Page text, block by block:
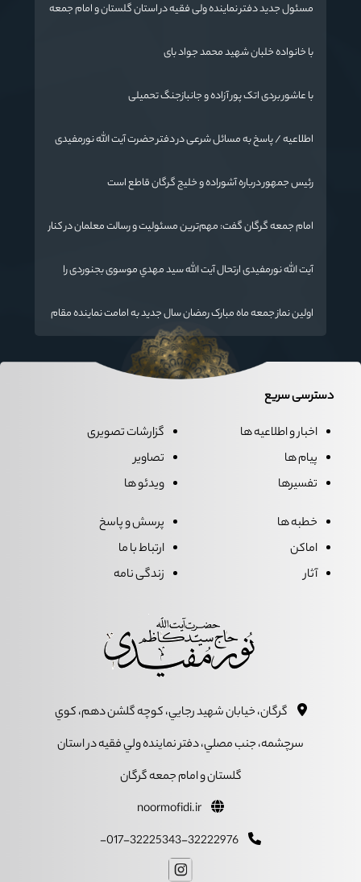
مسئول جدید دفتر نماینده ولی فقیه در استان گلستان و امام جمعه
با خانواده خلبان شهید محمد جواد بای
با عاشور بردی اتک پور آزاده و جانبازجنگ تحمیلی
اطلاعیه / پاسخ به مسائل شرعی در دفتر حضرت آیت الله نورمفیدی
رئیس جمهور درباره آشوراده و خلیج گرگان قاطع است
امام جمعه گرگان گفت: مهم‌ترین مسئولیت و رسالت معلمان در کنار
مفید برای آینده ایران اسلامی است.
آیت الله نورمفیدی ارتحال آیت الله سيد مهدي موسوی بجنوردی را
اولین نماز جمعه ماه مبارک رمضان سال جدید به امامت نماینده مقام
معظم رهبری دراستان گلستان اقامه می گردد.
دسترسی سریع
اخبار و اطلاعیه ها
پیام ها
تفسیرها
گزارشات تصویری
تصاویر
ویدئو ها
خطبه ها
اماکن
آثار
پرسش و پاسخ
ارتباط با ما
زندگی نامه
گرگان، خيابان شهيد رجايي، کوچه گلشن دهم، کوي
سرچشمه، جنب مصلي، دفتر نماينده ولي فقيه در استان
گلستان و امام جمعه گرگان